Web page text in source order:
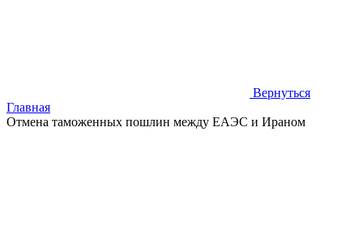
Вернуться
Главная
Отмена таможенных пошлин между ЕАЭС и Ираном